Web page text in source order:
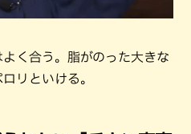
く合う。脂がのった大きな
リといける。